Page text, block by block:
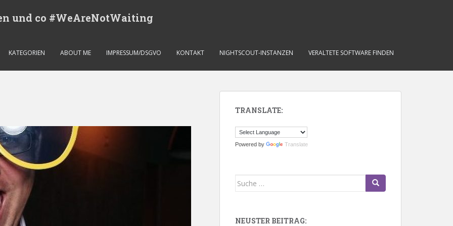
und co #WeAreNotWaiting
KATEGORIEN ABOUT ME IMPRESSUM/DSGVO KONTAKT NIGHTSCOUT-INSTANZEN VERALTETE SOFTWARE FINDEN
TRANSLATE:
Powered by Translate
Suche
NEUSTER BEITRAG: